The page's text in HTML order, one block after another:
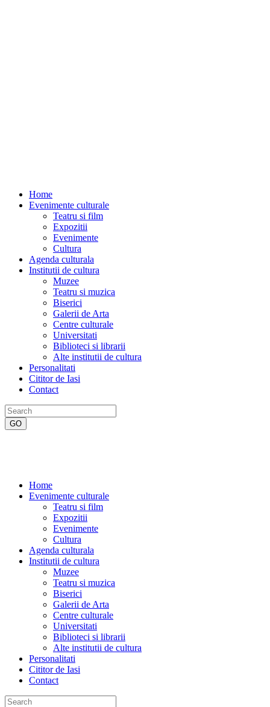
Home
Evenimente culturale
Teatru si film
Expozitii
Evenimente
Cultura
Agenda culturala
Institutii de cultura
Muzee
Teatru si muzica
Biserici
Galerii de Arta
Centre culturale
Universitati
Biblioteci si librarii
Alte institutii de cultura
Personalitati
Cititor de Iasi
Contact
Home
Evenimente culturale
Teatru si film
Expozitii
Evenimente
Cultura
Agenda culturala
Institutii de cultura
Muzee
Teatru si muzica
Biserici
Galerii de Arta
Centre culturale
Universitati
Biblioteci si librarii
Alte institutii de cultura
Personalitati
Cititor de Iasi
Contact